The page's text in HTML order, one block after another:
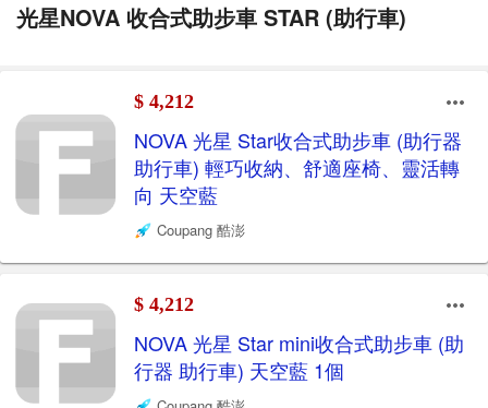
光星NOVA 收合式助步車 STAR (助行車)
$ 4,212
NOVA 光星 Star收合式助步車 (助行器
助行車) 輕巧收納、舒適座椅、靈活轉
向 天空藍
Coupang 酷澎
$ 4,212
NOVA 光星 Star mini收合式助步車 (助
行器 助行車) 天空藍 1個